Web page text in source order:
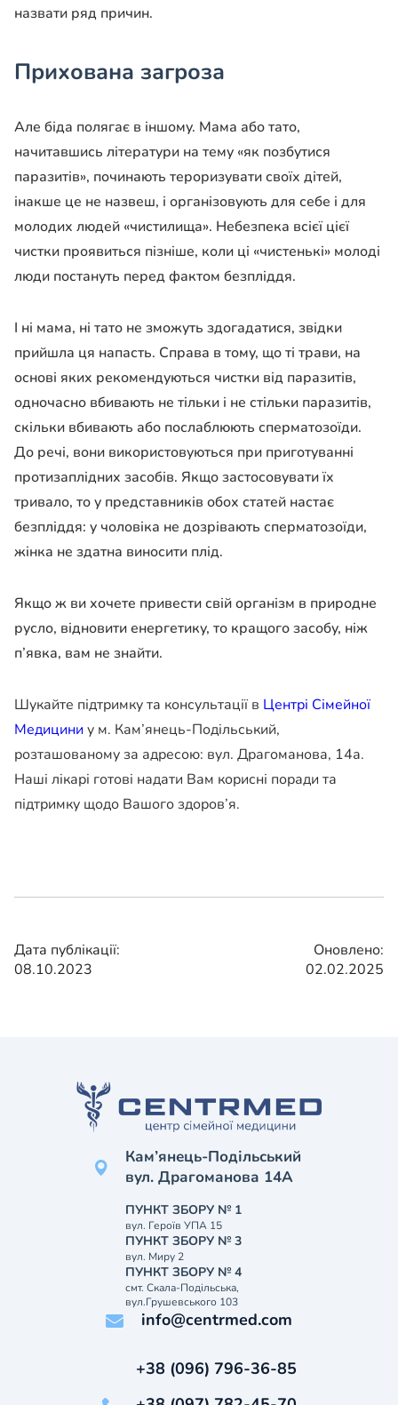
назвати ряд причин.
Прихована загроза
Але біда полягає в іншому. Мама або тато,
начитавшись літератури на тему «як позбутися
паразитів», починають тероризувати своїх дітей,
інакше це не назвеш, і організовують для себе і для
молодих людей «чистилища». Небезпека всієї цієї
чистки проявиться пізніше, коли ці «чистенькі» молоді
люди постануть перед фактом безпліддя.
І ні мама, ні тато не зможуть здогадатися, звідки
прийшла ця напасть. Справа в тому, що ті трави, на
основі яких рекомендуються чистки від паразитів,
одночасно вбивають не тільки і не стільки паразитів,
скільки вбивають або послаблюють сперматозоїди.
До речі, вони використовуються при приготуванні
протизаплідних засобів. Якщо застосовувати їх
тривало, то у представників обох статей настає
безпліддя: у чоловіка не дозрівають сперматозоїди,
жінка не здатна виносити плід.
Якщо ж ви хочете привести свій організм в природне
русло, відновити енергетику, то кращого засобу, ніж
п’явка, вам не знайти.
Шукайте підтримку та консультації в Центрі Сімейної
Медицини у м. Кам’янець-Подільський,
розташованому за адресою: вул. Драгоманова, 14а.
Наші лікарі готові надати Вам корисні поради та
підтримку щодо Вашого здоров’я.
Дата публікації:
08.10.2023
Оновлено:
02.02.2025
Кам’янець-Подільський
вул. Драгоманова 14А
ПУНКТ ЗБОРУ № 1
вул. Героїв УПА 15
ПУНКТ ЗБОРУ № 3
вул. Миру 2
ПУНКТ ЗБОРУ № 4
смт. Скала-Подільська,
вул.Грушевського 103
info@centrmed.com
+38 (096) 796-36-85